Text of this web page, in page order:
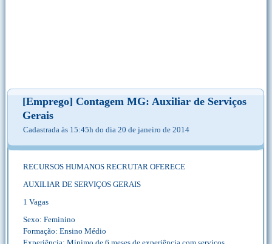
[Emprego] Contagem MG: Auxiliar de Serviços
Gerais
Cadastrada às 15:45h do dia 20 de janeiro de 2014
RECURSOS HUMANOS RECRUTAR OFERECE
AUXILIAR DE SERVIÇOS GERAIS
1 Vagas
Sexo: Feminino
Formação: Ensino Médio